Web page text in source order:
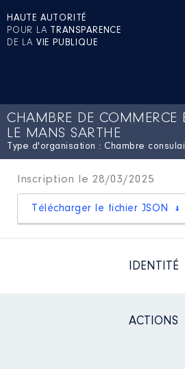
HAUTE AUTORITÉ
POUR LA TRANSPARENCE
DE LA VIE PUBLIQUE
CHAMBRE DE COMMERCE
LE MANS SARTHE
Type d'organisation : Chambre
Inscription le 28/03/2025
Télécharger le fichier JSON
IDENTITÉ
ACTIONS